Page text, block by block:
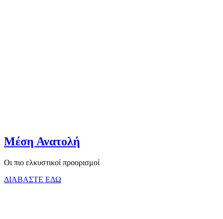
Μέση Ανατολή
Οι πιο ελκυστικοί προορισμοί
ΔΙΑΒΑΣΤΕ ΕΔΩ